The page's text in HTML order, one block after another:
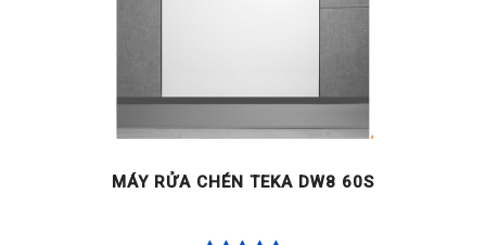
MÁY RỬA CHÉN TEKA DW8 60S